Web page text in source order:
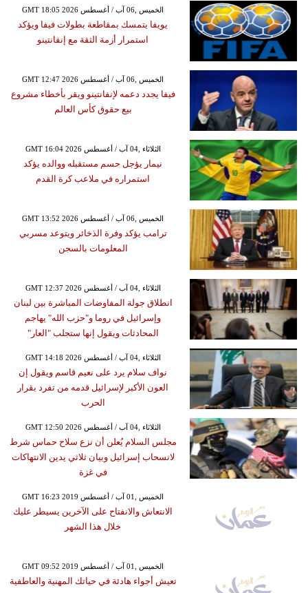
GMT 18:05 2026 الخميس ,06 آب / أغسطس
يويفا يتمسك بمقاطعة بطولات فيفا ويؤكد
استمرار أزمة الثقة مع إنفانتينو
GMT 12:47 2026 الخميس ,06 آب / أغسطس
فيفا يجدد دعمه لإنفانتينو ويقر بأخطاء مشروع
بيع حقوق كأس العالم
GMT 16:04 2026 الثلاثاء ,04 آب / أغسطس
نيمار يؤجل حسم مستقبله ووالده يؤكد
استمراره في ملاعب كرة القدم
GMT 13:52 2026 الخميس ,06 آب / أغسطس
ترامب يؤكد وفرة الذخائر ويتوعد مسربي
المعلومات بالسجن
GMT 12:37 2026 الثلاثاء ,04 آب / أغسطس
انطلاق جولة المفاوضات المباشرة بين لبنان
وإسرائيل في روما و"حزب الله" يهاجم
المحادثات ويقول إنها ستجلب "العار"
GMT 14:18 2026 الثلاثاء ,04 آب / أغسطس
نواف سلام يرد على نعيم قاسم ويقول إن
العون الأكبر لإسرائيل قدمه من تفرد بقرار
الحرب
GMT 12:50 2026 الثلاثاء ,04 آب / أغسطس
مجلس السلام يُعلن أن نزع سلاح حماس شرط
لانسحاب إسرائيل وبيان ثلاثي يدين الانتهاكات
في غزة
GMT 16:23 2019 الخميس ,01 آب / أغسطس
الانتعاش والانفتاح على الآخرين يسيطر عليك
خلال هذا الشهر
GMT 09:52 2019 الخميس ,01 آب / أغسطس
تعيش أجواء هادئة في حياتك المهنية والعاطفية